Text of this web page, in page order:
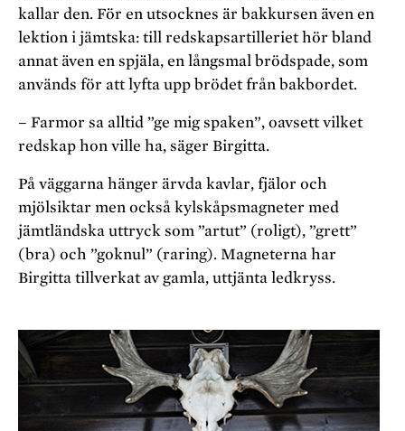
kallar den. För en utsocknes är bakkursen även en
lektion i jämtska: till redskapsartilleriet hör bland
annat även en spjäla, en lång­smal brödspade, som
används för att lyfta upp brödet från bakbordet.
– Farmor sa alltid ”ge mig spaken”, oavsett vilket
redskap hon ville ha, säger Birgitta.
På väggarna hänger ärvda kavlar, fjälor och
mjölsiktar men också kylskåpsmagneter med
jämtländska uttryck som ”artut” (roligt), ”grett”
(bra) och ”goknul” (raring). Magneterna har
Birgitta tillverkat av gamla, uttjänta ledkryss.